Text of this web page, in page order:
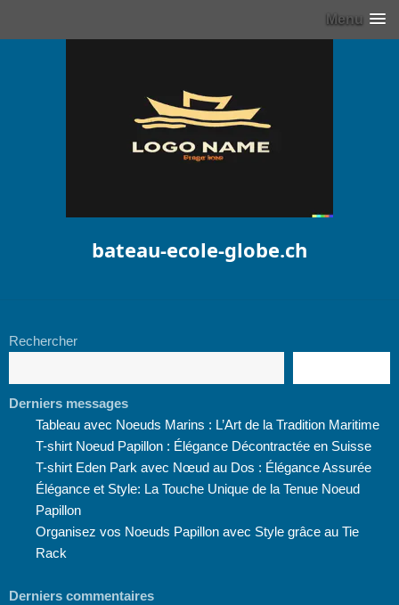
Menu
bateau-ecole-globe.ch
Rechercher
Derniers messages
Tableau avec Noeuds Marins : L’Art de la Tradition Maritime
T-shirt Noeud Papillon : Élégance Décontractée en Suisse
T-shirt Eden Park avec Nœud au Dos : Élégance Assurée
Élégance et Style: La Touche Unique de la Tenue Noeud
Papillon
Organisez vos Noeuds Papillon avec Style grâce au Tie
Rack
Derniers commentaires